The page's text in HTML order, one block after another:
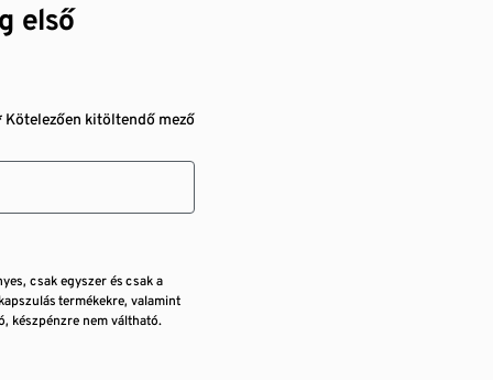
első
Kötelezően kitöltendő mező
csak egyszer és csak a
termékekre, valamint
készpénzre nem váltható.